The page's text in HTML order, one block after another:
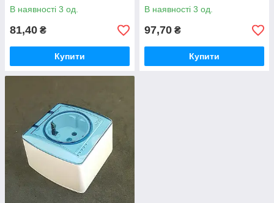
В наявності 3 од.
81,40 ₴
Купити
В наявності 3 од.
97,70 ₴
Купити